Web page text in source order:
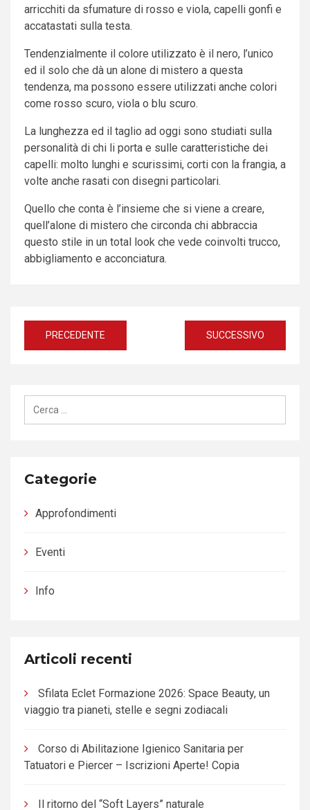
arricchiti da sfumature di rosso e viola, capelli gonfi e
accatastati sulla testa.
Tendenzialmente il colore utilizzato è il nero, l’unico
ed il solo che dà un alone di mistero a questa
tendenza, ma possono essere utilizzati anche colori
come rosso scuro, viola o blu scuro.
La lunghezza ed il taglio ad oggi sono studiati sulla
personalità di chi li porta e sulle caratteristiche dei
capelli: molto lunghi e scurissimi, corti con la frangia, a
volte anche rasati con disegni particolari.
Quello che conta è l’insieme che si viene a creare,
quell’alone di mistero che circonda chi abbraccia
questo stile in un total look che vede coinvolti trucco,
abbigliamento e acconciatura.
Navigazione
articoli
PRECEDENTE SUCCESSIVO
Ricerca
Categorie
Approfondimenti
Eventi
Info
Articoli recenti
Sfilata Eclet Formazione 2026: Space Beauty, un
viaggio tra pianeti, stelle e segni zodiacali
Corso di Abilitazione Igienico Sanitaria per
Tatuatori e Piercer – Iscrizioni Aperte! Copia
Il ritorno del “Soft Layers” naturale